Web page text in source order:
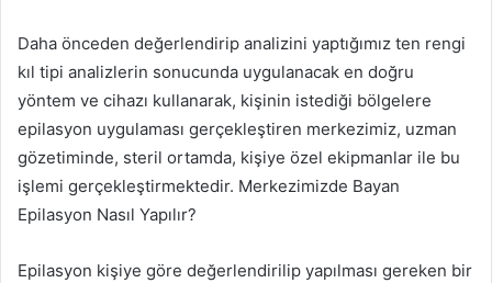
Daha önceden değerlendirip analizini yaptığımız ten rengi
kıl tipi analizlerin sonucunda uygulanacak en doğru
yöntem ve cihazı kullanarak, kişinin istediği bölgelere
epilasyon uygulaması gerçekleştiren merkezimiz, uzman
gözetiminde, steril ortamda, kişiye özel ekipmanlar ile bu
işlemi gerçekleştirmektedir. Merkezimizde Bayan
Epilasyon Nasıl Yapılır?
Epilasyon kişiye göre değerlendirilip yapılması gereken bir